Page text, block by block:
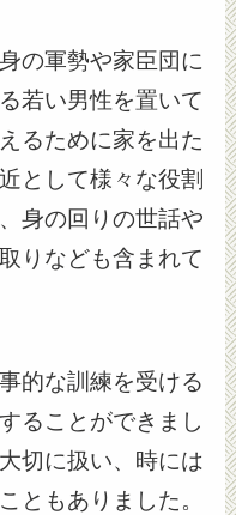
の軍勢や家臣団に
若い男性を置いて
るために家を出た
として様々な役割
身の回りの世話や
りなども含まれて
的な訓練を受ける
ることができまし
切に扱い、時には
ともありました。